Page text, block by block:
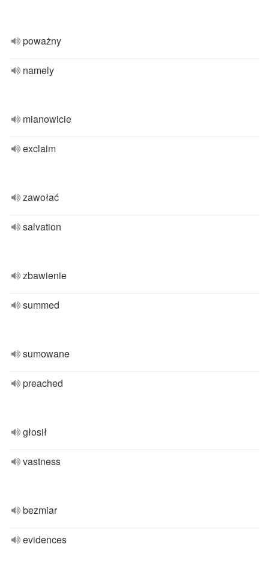
poważny
namely
mianowicie
exclaim
zawołać
salvation
zbawienie
summed
sumowane
preached
głosił
vastness
bezmiar
evidences